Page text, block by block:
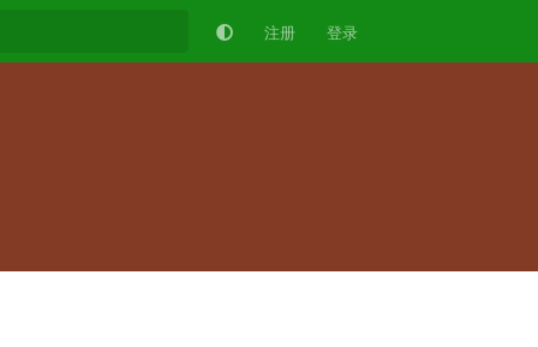
注册 登录